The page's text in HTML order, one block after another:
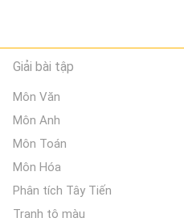
Giải bài tập
Môn Văn
Môn Anh
Môn Toán
Môn Hóa
Phân tích Tây Tiến
Tranh tô màu